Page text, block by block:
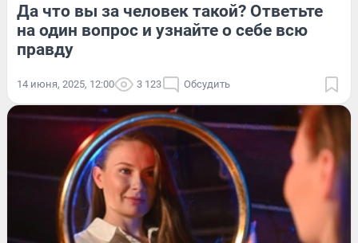
Да что вы за человек такой? Ответьте
на один вопрос и узнайте о себе всю
правду
14 июня, 2025, 12:00 3 123 Обсудить